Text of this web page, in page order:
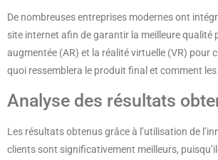
De nombreuses entreprises modernes ont
site internet afin de garantir la meilleure qualité
augmentée (AR) et la réalité virtuelle (VR) pour
quoi ressemblera le produit final et comment
Analyse des résultats
Les résultats obtenus grâce à l’utilisation de
clients sont significativement meilleurs,